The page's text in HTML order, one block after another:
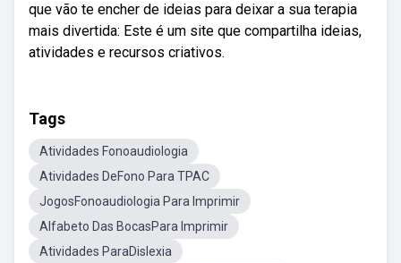
que vão te encher de ideias para deixar a sua terapia
mais divertida: Este é um site que compartilha ideias,
atividades e recursos criativos.
Tags
Atividades Fonoaudiologia
Atividades DeFono Para TPAC
JogosFonoaudiologia Para Imprimir
Alfabeto Das BocasPara Imprimir
Atividades ParaDislexia